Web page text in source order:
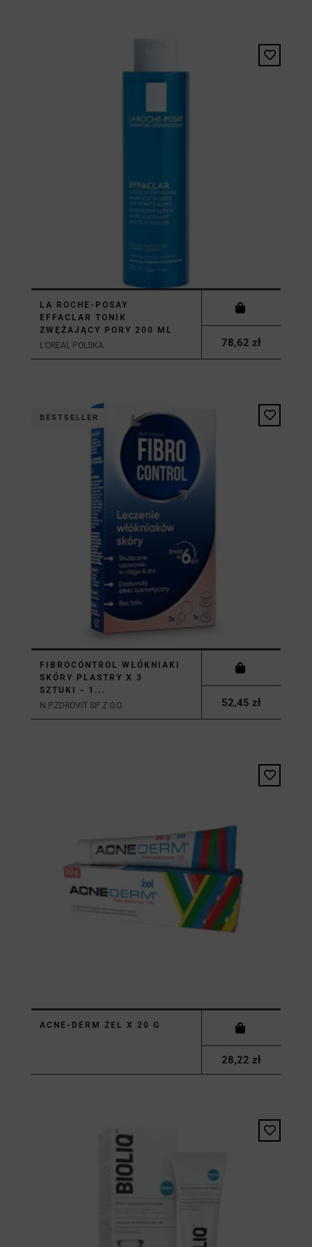
LA ROCHE-POSAY
EFFACLAR TONIK
ZWĘŻAJĄCY PORY 200 ML
L'OREAL POLSKA
78,62 zł
BESTSELLER
FIBROCONTROL WŁÓKNIAKI
SKÓRY PLASTRY X 3
SZTUKI - 1...
N.P.ZDROVIT SP Z O.O.
52,45 zł
ACNE-DERM ŻEL X 20 G
28,22 zł